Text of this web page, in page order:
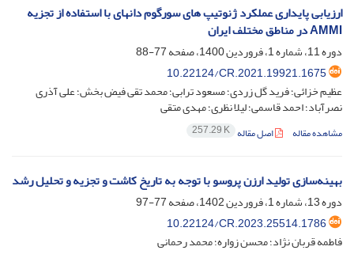
ارزیابی پایداری عملکرد ژنوتیپ‏ های سورگوم دانه‏ای با استفاده از تجزیه
AMMI در مناطق مختلف ایران
دوره 11، شماره 1، فروردین 1400، صفحه
77-88
10.22124/CR.2021.19921.1675
عظیم خزائی؛ فرید گل زردی؛ مسعود ترابی؛ محمد تقی فیض بخش؛ علی آذری
نصرآباد؛ احمد قاسمی؛ لیلا نظری؛ مهدی متقی
مشاهده مقاله اصل مقاله 257.29 K
بهینه‌سازی تولید ارزن پروسو با توجه به تاریخ کاشت و تجزیه و تحلیل رشد
دوره 13، شماره 1، فروردین 1402، صفحه
77-97
10.22124/CR.2023.25514.1786
فاطمه قربان نژاد؛ محسن زواره؛ محمد رحمانی